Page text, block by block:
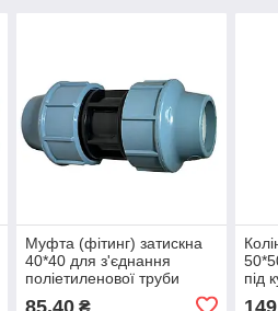
Муфта (фітинг) затискна
40*40 для з'єднання
поліетиленової труби
85,40₴
під